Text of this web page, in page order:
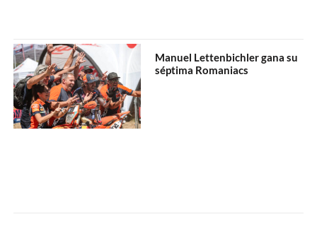
Manuel Lettenbichler gana su
séptima Romaniacs